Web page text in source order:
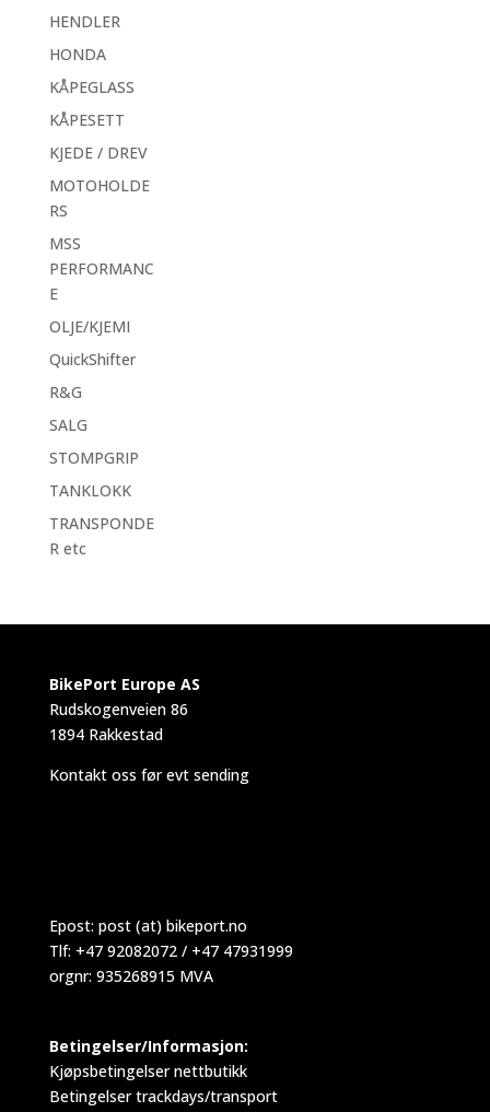
HENDLER
HONDA
KÅPEGLASS
KÅPESETT
KJEDE / DREV
MOTOHOLDE
RS
MSS
PERFORMANC
E
OLJE/KJEMI
QuickShifter
R&G
SALG
STOMPGRIP
TANKLOKK
TRANSPONDE
R etc
BikePort Europe AS
Rudskogenveien 86
1894 Rakkestad
Kontakt oss før evt sending
Epost: post (at) bikeport.no
Tlf: +47 92082072 / +47 47931999
orgnr: 935268915 MVA
Betingelser/Informasjon:
Kjøpsbetingelser nettbutikk
Betingelser trackdays/transport